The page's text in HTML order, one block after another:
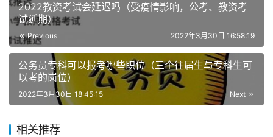
储、运输、包装、信息处理、流通加工、配送等。送到门的
人只负责过程中的几个环节。它们也需要专业人员收集物流
中的数据，并对其进行需求分析，从而实现订单信息的快速
传递，并在物流运行过程中作出正确的决策。现代化物流管
理专业为物流行业培养复合型专业人才。
物流业经理一般要求具备物流管理、生产管理、营销、电子
商务、进出口贸易等本科以上学历，并具备国际商法知识。
2022教资考试会延迟吗（受疫情影响，公考、教资考
试延期）
Previous 2022年3月30日 16:58:19
公务员专科可以报考哪些职位（三个往届生与专科生可
以考的岗位）
Next
2022年3月30日 18:45:15
相关推荐